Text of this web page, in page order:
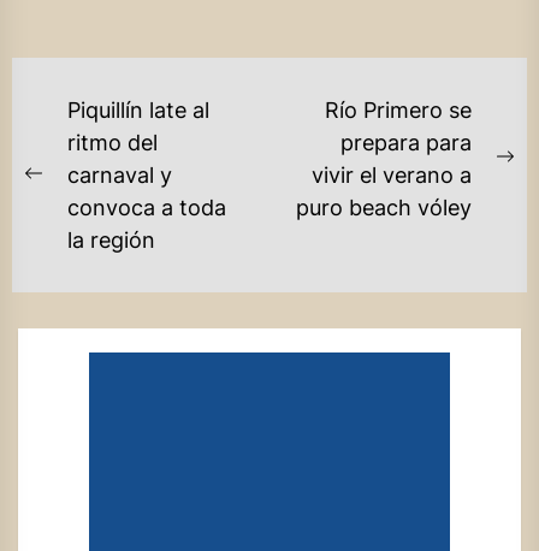
NAVEGACIÓN
ENTRADAS
Previous
post:
Piquillín late al
ritmo del
carnaval y
convoca a toda
la región
Río Primero se
prepara para
vivir el verano a
puro beach vóley